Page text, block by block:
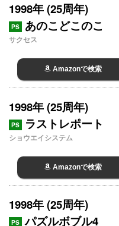
1998年 (25周年)
PS あのこどこのこ
サクセス
Amazonで検索
1998年 (25周年)
PS ラストレポート
ショウエイシステム
Amazonで検索
1998年 (25周年)
PS パズルボブル4